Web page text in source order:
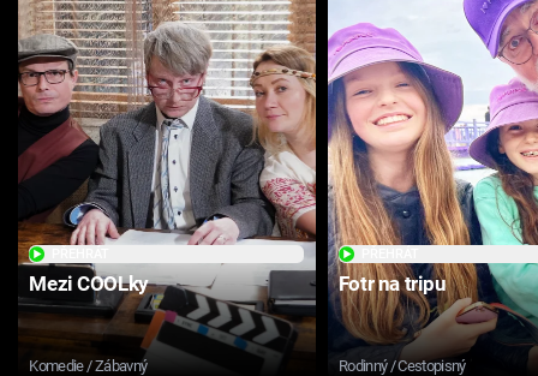
Mezi COOLky
Komedie / Zábavný
Fotr na tripu
Rodinný / Cestopisný